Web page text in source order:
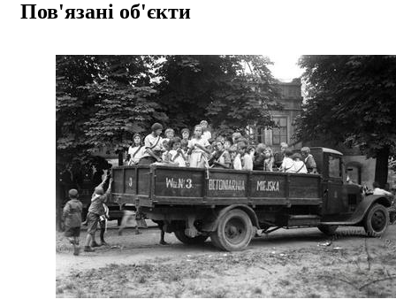
Пов'язані об'єкти